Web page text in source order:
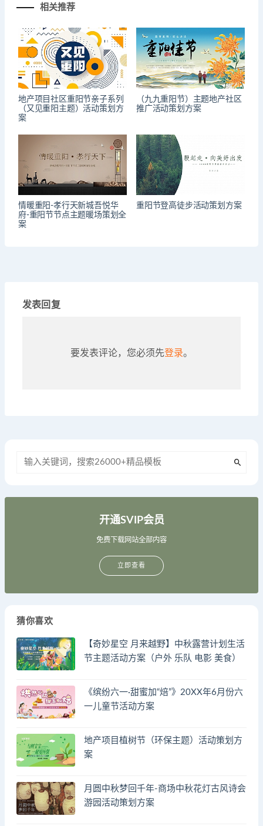
相关推荐
地产项目社区重阳节亲子系列
（又见重阳主题）活动策划方
案
（九九重阳节）主题地产社区
推广活动策划方案
情暖重阳-孝行天新城吾悦华
府-重阳节节点主题暖场策划全
案
重阳节登高徒步活动策划方案
发表回复
要发表评论，您必须先登录。
开通SVIP会员
免费下载网站全部内容
立即查看
猜你喜欢
【奇妙星空 月来越野】中秋露营计划生活
节主题活动方案（户外 乐队 电影 美食）
《缤纷六一·甜蜜加“焙”》20XX年6月份六
一儿童节活动方案
地产项目植树节（环保主题）活动策划方
案
月圆中秋梦回千年-商场中秋花灯古风诗会
游园活动策划方案